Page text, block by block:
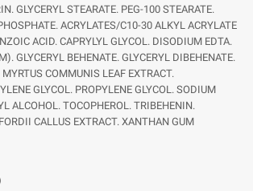
GLYCERYL STEARATE. PEG-100 STEARATE.
ACRYLATES/C10-30 ALKYL ACRYLATE
ACID. CAPRYLYL GLYCOL. DISODIUM EDTA.
GLYCERYL BEHENATE. GLYCERYL DIBEHENATE.
MYRTUS COMMUNIS LEAF EXTRACT.
GLYCOL. PROPYLENE GLYCOL. SODIUM
ALCOHOL. TOCOPHEROL. TRIBEHENIN.
CALLUS EXTRACT. XANTHAN GUM